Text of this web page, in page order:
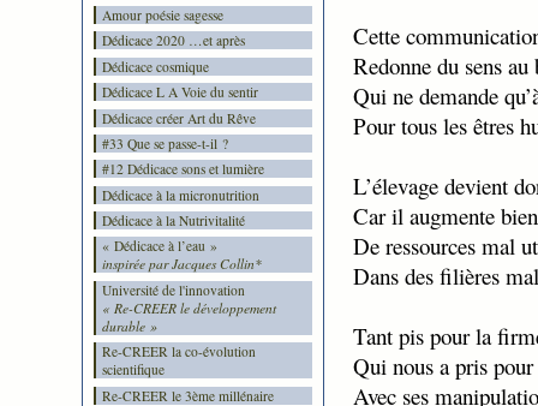
Amour poésie sagesse
Dédicace 2020 …et après
Dédicace cosmique
Dédicace L A Voie du sentir
Dédicace créer Art du Rêve
#33 Que se passe-t-il ?
#12 Dédicace sons et lumière
Dédicace à la micronutrition
Dédicace à la Nutrivitalité
« Dédicace à l’eau »
inspirée par Jacques Collin*
Université de l'innovation
« Re-CREER le développement
durable »
Re-CREER la co-évolution
scientifique
Re-CREER le 3ème millénaire
Cette
Redonne du sens
Qui ne demande
Pour tous les êtres
L’élevage devient
Car il augmente
De ressources mal
Dans des filières
Tant pis pour la
Qui nous a pris pour
Avec ses